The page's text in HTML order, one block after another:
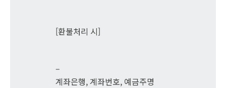
[환불처리 시]
–
계좌은행, 계좌번호, 예금주명